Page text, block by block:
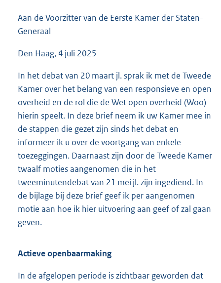
Aan de Voorzitter van de Eerste Kamer der Staten-
Generaal
Den Haag, 4 juli 2025
In het debat van 20 maart jl. sprak ik met de Tweede
Kamer over het belang van een responsieve en open
overheid en de rol die de Wet open overheid (Woo)
hierin speelt. In deze brief neem ik uw Kamer mee in
de stappen die gezet zijn sinds het debat en
informeer ik u over de voortgang van enkele
toezeggingen. Daarnaast zijn door de Tweede Kamer
twaalf moties aangenomen die in het
tweeminutendebat van 21 mei jl. zijn ingediend. In
de bijlage bij deze brief geef ik per aangenomen
motie aan hoe ik hier uitvoering aan geef of zal gaan
geven.
Actieve openbaarmaking
In de afgelopen periode is zichtbaar geworden dat